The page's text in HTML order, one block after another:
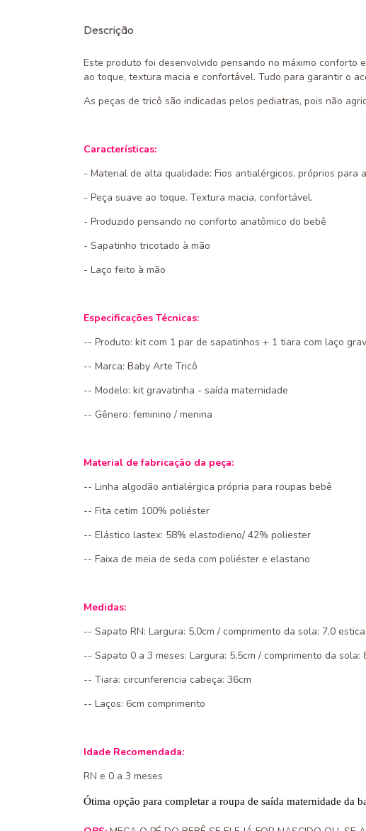
Descrição
Este produto foi desenvolvido pensando no máximo conforto
ao toque, textura macia e confortável. Tudo para garantir o
As peças de tricô são indicadas pelos pediatras, pois não
Características:
- Material de alta qualidade: Fios antialérgicos, próprios para
- Peça suave ao toque. Textura macia, confortável.
- Produzido pensando no conforto anatômico do bebê
- Sapatinho tricotado à mão
- Laço feito à mão
Especificações Técnicas:
-- Produto: kit com 1 par de sapatinhos + 1 tiara com laço
-- Marca: Baby Arte Tricô
-- Modelo: kit gravatinha - saída maternidade
-- Gênero: feminino / menina
Material de fabricação da peça:
-- Linha algodão antialérgica própria para roupas bebê
-- Fita cetim 100% poliéster
-- Elástico lastex: 58% elastodieno/ 42% poliester
-- Faixa de meia de seda com poliéster e elastano
Medidas:
-- Sapato RN: Largura: 5,0cm / comprimento da sola: 7,0
-- Sapato 0 a 3 meses: Largura: 5,5cm / comprimento da sola:
-- Tiara: circunferencia cabeça: 36cm
-- Laços: 6cm comprimento
Idade Recomendada:
RN e 0 a 3 meses
Ótima opção para completar a roupa de saída maternidade da